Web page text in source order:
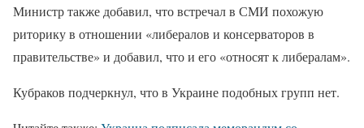
Министр также добавил, что встречал в СМИ похожую
риторику в отношении «либералов и консерваторов в
правительстве» и добавил, что и его «относят к либералам».
Кубраков подчеркнул, что в Украине подобных групп нет.